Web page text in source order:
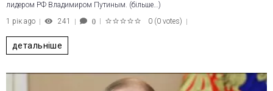
лидером РФ Владимиром Путиным. (більше…)
1 рік ago
241 0 0 (0 votes)
детальніше